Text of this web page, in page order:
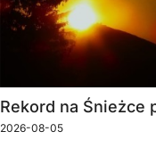
Rekord na Śnieżce
2026-08-05